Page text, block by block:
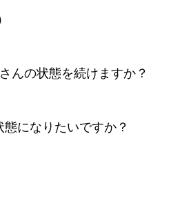
んの状態を続けますか？
になりたいですか？